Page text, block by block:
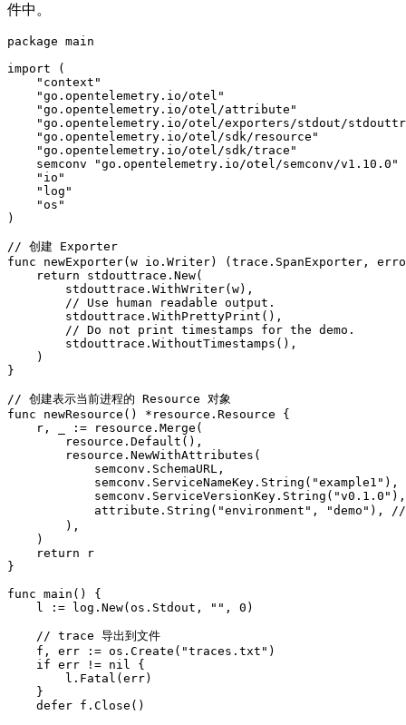
件中。
package main
import (
    "context"
    "go.opentelemetry.io/otel"
    "go.opentelemetry.io/otel/attribute"
"go.opentelemetry.io/otel/exporters/stdout/
    "go.opentelemetry.io/otel/sdk/resource"
    "go.opentelemetry.io/otel/sdk/trace"
    semconv "go.opentelemetry.io/otel/semconv/v1.10.0"
    "io"
    "log"
    "os"
)
// 创建 Exporter
func newExporter(w io.Writer) (trace.SpanExporter,
    return stdouttrace.New(
        stdouttrace.WithWriter(w),
        // Use human readable output.
        stdouttrace.WithPrettyPrint(),
        // Do not print timestamps for the demo.
        stdouttrace.WithoutTimestamps(),
    )
}
// 创建表示当前进程的 Resource 对象
func newResource() *resource.Resource {
    r, _ := resource.Merge(
        resource.Default(),
        resource.NewWithAttributes(
            semconv.SchemaURL,
            semconv.ServiceNameKey.String("example1"),
            semconv.ServiceVersionKey.String("v0.1.0"),
attribute.String("environment", "demo"),
        ),
    )
    return r
}
func main() {
    l := log.New(os.Stdout, "", 0)
    // trace 导出到文件
    f, err := os.Create("traces.txt")
    if err != nil {
        l.Fatal(err)
    }
    defer f.Close()